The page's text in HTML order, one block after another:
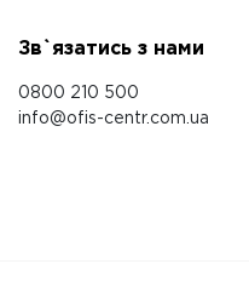
Зв`язатись з нами
0800 210 500
info@ofis-centr.com.ua